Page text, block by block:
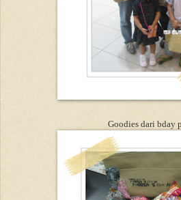
Goodies dari bday